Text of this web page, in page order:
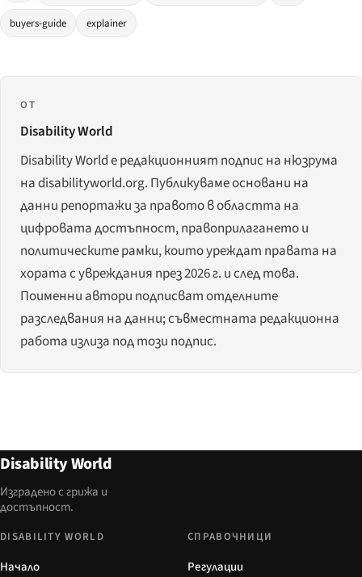
buyers-guide explainer
ОТ
Disability World
Disability World е редакционният подпис на нюзрума
на disabilityworld.org. Публикуваме основани на
данни репортажи за правото в областта на
цифровата достъпност, правоприлагането и
политическите рамки, които уреждат правата на
хората с увреждания през 2026 г. и след това.
Поименни автори подписват отделните
разследвания на данни; съвместната редакционна
работа излиза под този подпис.
Disability World
Изградено с грижа и
достъпност.
DISABILITY WORLD
Начало
СПРАВОЧНИЦИ
Регулации